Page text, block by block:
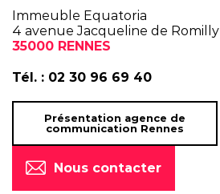
Immeuble Equatoria
4 avenue Jacqueline de Romilly
35000 RENNES
Tél. : 02 30 96 69 40
Présentation agence de
communication Rennes
Nous contacter